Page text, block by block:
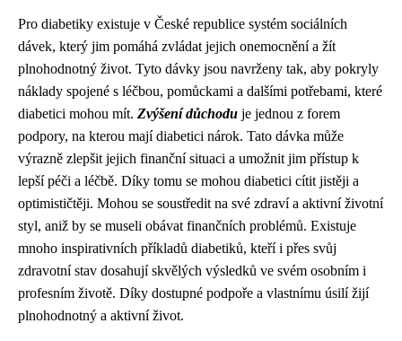
Pro diabetiky existuje v České republice systém sociálních
dávek, který jim pomáhá zvládat jejich onemocnění a žít
plnohodnotný život. Tyto dávky jsou navrženy tak, aby pokryly
náklady spojené s léčbou, pomůckami a dalšími potřebami, které
diabetici mohou mít. Zvýšení důchodu je jednou z forem
podpory, na kterou mají diabetici nárok. Tato dávka může
výrazně zlepšit jejich finanční situaci a umožnit jim přístup k
lepší péči a léčbě. Díky tomu se mohou diabetici cítit jistěji a
optimističtěji. Mohou se soustředit na své zdraví a aktivní životní
styl, aniž by se museli obávat finančních problémů. Existuje
mnoho inspirativních příkladů diabetiků, kteří i přes svůj
zdravotní stav dosahují skvělých výsledků ve svém osobním i
profesním životě. Díky dostupné podpoře a vlastnímu úsilí žijí
plnohodnotný a aktivní život.